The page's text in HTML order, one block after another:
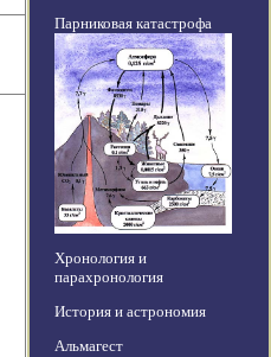
Парниковая катастрофа
Хронология и
парахронология
История и астрономия
Альмагест